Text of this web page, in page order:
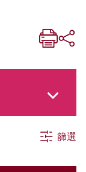
篩選